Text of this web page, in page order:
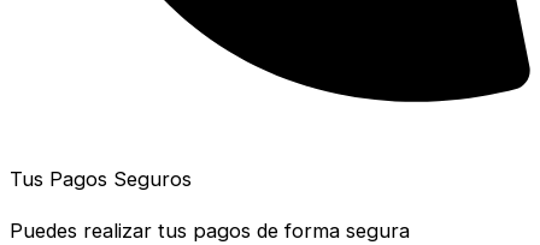
Tus Pagos Seguros
Puedes realizar tus pagos de forma segura